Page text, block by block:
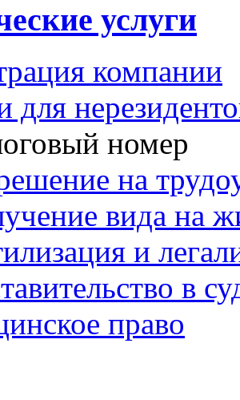
услуги
компании
для
номер
на
вида на
и
в
право